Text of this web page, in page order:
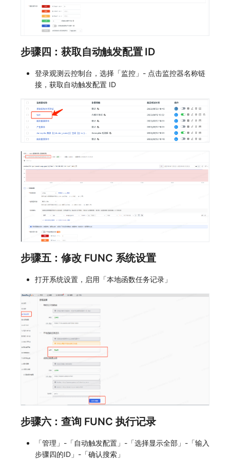
步骤四：获取自动触发配置 ID
登录观测云控制台，选择「监控」- 点击监控器名称链
接，获取自动触发配置 ID
步骤五：修改 FUNC 系统设置
打开系统设置，启用「本地函数任务记录」
步骤六：查询 FUNC 执行记录
「管理」-「自动触发配置」-「选择显示全部」-「输入
步骤四的ID」-「确认搜索」